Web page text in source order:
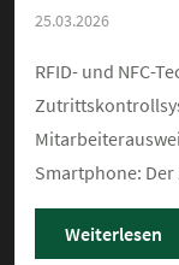
25.03.2026
RFID- und NFC-
Smartphone:
in vielen
unkompliziert.
Weiterlesen